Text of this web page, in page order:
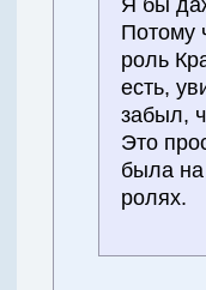
Потому
роль
есть,
забыл,
Это
была
ролях.